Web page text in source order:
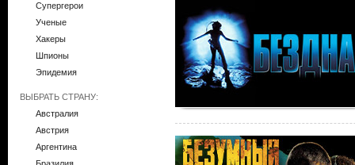
Супергерои
Ученые
Хакеры
Шпионы
Эпидемия
ВЫБРАТЬ СТРАНУ:
Австралия
Австрия
Аргентина